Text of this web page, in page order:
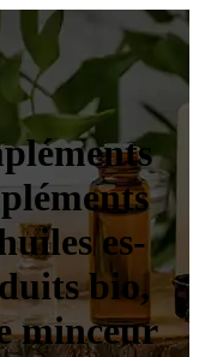
es­
bio,
minceur